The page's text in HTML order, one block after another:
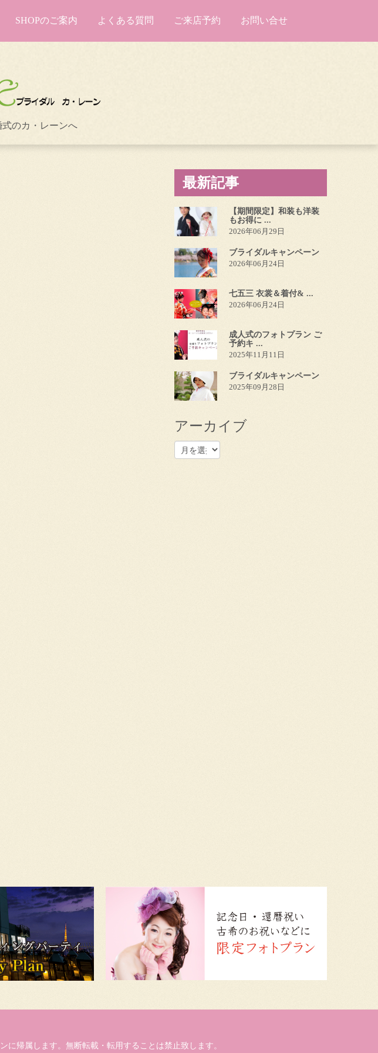
SHOPのご案内 よくある質問 ご来店予約 お問い合せ
のカ・レーンへ
最新記事
【期間限定】和装も洋装
もお得に ...
2026年06月29日
ブライダルキャンペーン
2026年06月24日
七五三 衣裳＆着付& ...
2026年06月24日
成人式のフォトプラン ご
予約キ ...
2025年11月11日
ブライダルキャンペーン
2025年09月28日
アーカイブ
帰属します。無断転載・転用することは禁止致します。